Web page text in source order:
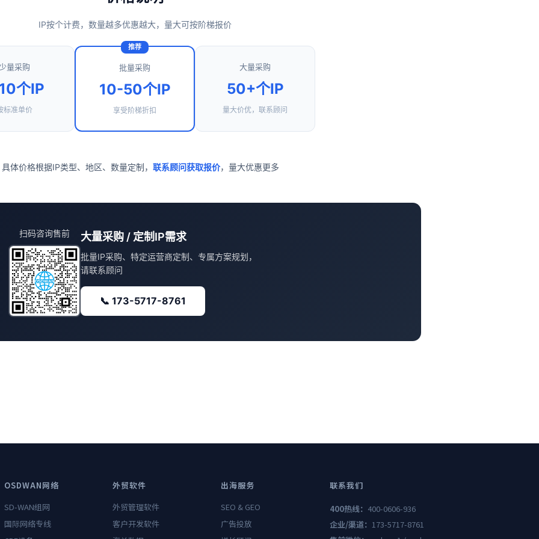
IP按个计费，数量越多优惠越大，量大可按阶梯报价
量采购
个IP
标准单价
推荐
批量采购
10-50个IP
享受阶梯折扣
大量采购
50+个IP
量大价优，联系顾问
体价格根据IP类型、地区、数量定制， 联系顾问获取报价，量大优惠更多
扫码咨询售前 大量采购 / 定制IP需求
批量IP采购、特定运营商定制、专属方案规划，
请联系顾问
📞 173-5717-8761
OSDWAN网络
SD-WAN组网
国际网络专线
外贸软件
外贸管理软件
客户开发软件
出海服务
SEO & GEO
广告投放
联系我们
400热线： 400-0606-936
企业/渠道： 173-5717-8761